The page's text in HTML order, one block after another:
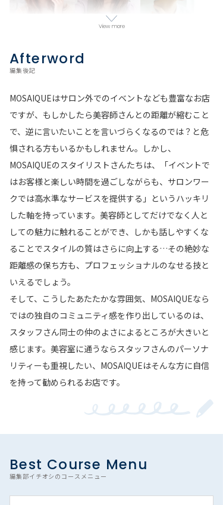
View more
Afterword
編集後記
MOSAIQUEはサロン外でのイベントなども豊富なお店
ですが、もしかしたら美容師さんとの距離が縮むこと
で、逆に言いたいことを言いづらくなるのでは？と危
惧される方もいるかもしれません。しかし、
MOSAIQUEのスタイリストさんたちは、「イベントで
はお客様と楽しい時間を過ごしながらも、サロンワー
クでは高水準なサービスを提供する」というハッキリ
した軸を持っています。美容師としてだけでなく人と
しての魅力に触れることができ、しかも話しやすくな
ることでスタイルの質はさらに向上する…その絶妙な
距離感の保ち方も、プロフェッショナルのなせる技と
いえるでしょう。
そして、こうしたあたたかな雰囲気、MOSAIQUEなら
ではの独自のコミュニティ感を作り出しているのは、
スタッフさん同士の仲のよさによるところが大きいと
感じます。美容室に通うならスタッフさんのパーソナ
リティーも重視したい、MOSAIQUEはそんな方に自信
を持って勧められるお店です。
Best Course Menu
編集部イチオシのコースメニュー